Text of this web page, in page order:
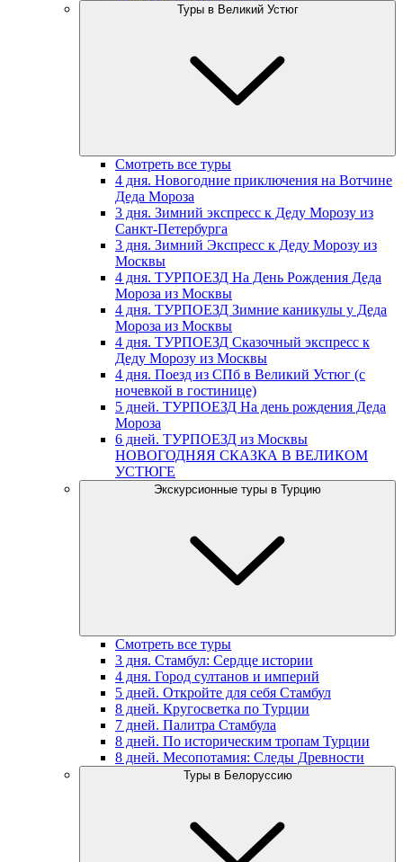
Туры в Великий Устюг
Смотреть все туры
4 дня. Новогодние приключения на Вотчине
Деда Мороза
3 дня. Зимний экспресс к Деду Морозу из
Санкт-Петербурга
3 дня. Зимний Экспресс к Деду Морозу из
Москвы
4 дня. ТУРПОЕЗД На День Рождения Деда
Мороза из Москвы
4 дня. ТУРПОЕЗД Зимние каникулы у Деда
Мороза из Москвы
4 дня. ТУРПОЕЗД Сказочный экспресс к
Деду Морозу из Москвы
4 дня. Поезд из СПб в Великий Устюг (с
ночевкой в гостинице)
5 дней. ТУРПОЕЗД На день рождения Деда
Мороза
6 дней. ТУРПОЕЗД из Москвы
НОВОГОДНЯЯ СКАЗКА В ВЕЛИКОМ
УСТЮГЕ
Экскурсионные туры в Турцию
Смотреть все туры
3 дня. Стамбул: Сердце истории
4 дня. Город султанов и империй
5 дней. Откройте для себя Стамбул
8 дней. Кругосветка по Турции
7 дней. Палитра Стамбула
8 дней. По историческим тропам Турции
8 дней. Месопотамия: Следы Древности
Туры в Белоруссию